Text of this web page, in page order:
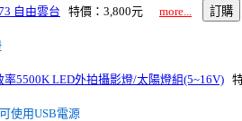
自由雲台 特價：3,800元 more...
5500K LED外拍攝影燈/太陽燈組(5~16V)
使用USB電源